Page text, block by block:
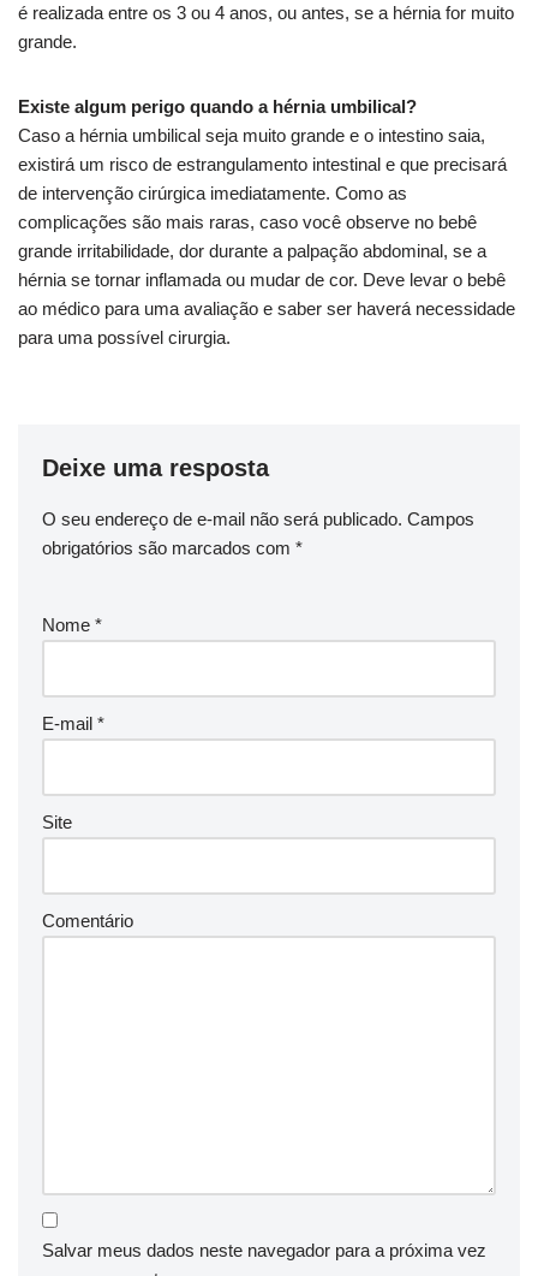
é realizada entre os 3 ou 4 anos, ou antes, se a hérnia for muito
grande.
Existe algum perigo quando a hérnia umbilical?
Caso a hérnia umbilical seja muito grande e o intestino saia,
existirá um risco de estrangulamento intestinal e que precisará
de intervenção cirúrgica imediatamente. Como as
complicações são mais raras, caso você observe no bebê
grande irritabilidade, dor durante a palpação abdominal, se a
hérnia se tornar inflamada ou mudar de cor. Deve levar o bebê
ao médico para uma avaliação e saber ser haverá necessidade
para uma possível cirurgia.
Deixe uma resposta
O seu endereço de e-mail não será publicado. Campos
obrigatórios são marcados com *
Nome *
E-mail *
Site
Comentário
Salvar meus dados neste navegador para a próxima vez